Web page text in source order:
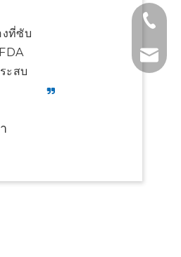
งที่ซับ
ะสบ
+1
+86-